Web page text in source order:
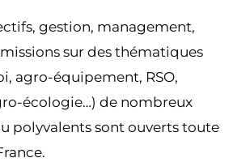
gestion, management,
sur des thématiques
agro-équipement, RSO,
écologie…) de nombreux
polyvalents sont ouverts toute